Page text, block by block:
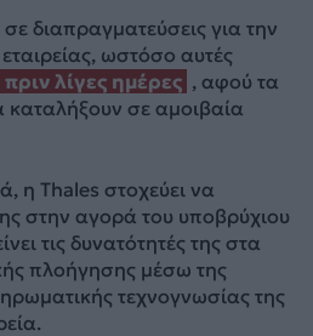
διαπραγματεύσεις για την
ωστόσο αυτές
λίγες ημέρες , αφού τα
σε αμοιβαία
η Thales στοχεύει να
στην αγορά του υποβρύχιου
τις δυνατότητές της στα
πλοήγησης μέσω της
τεχνογνωσίας της